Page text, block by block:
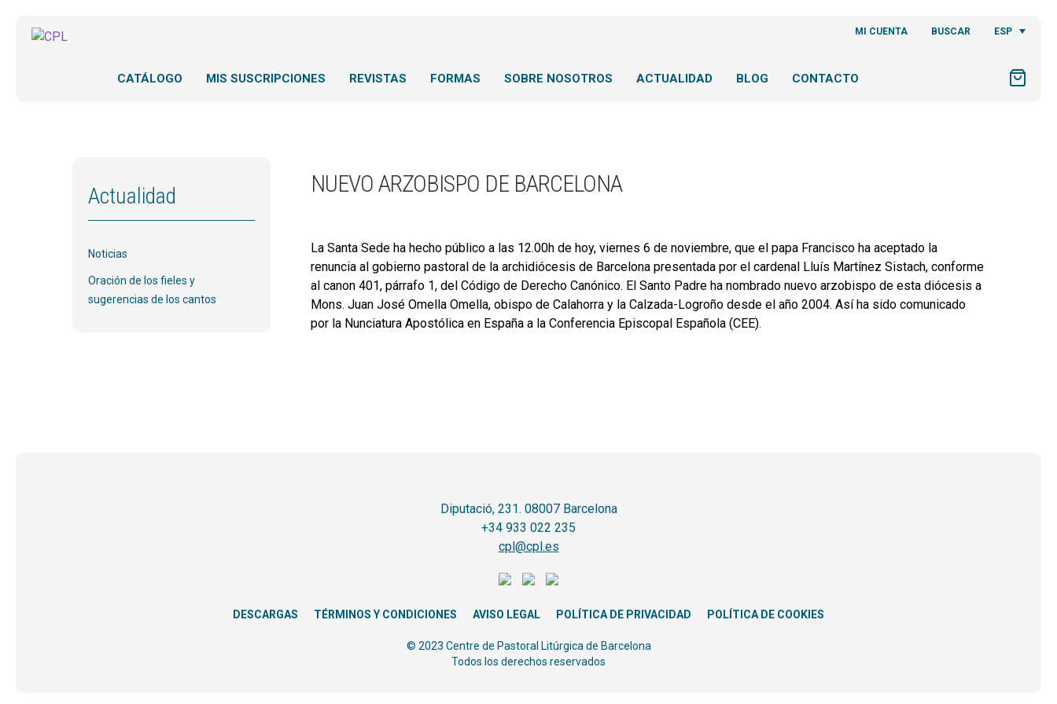
MI CUENTA BUSCAR ESP
CATÁLOGO MIS SUSCRIPCIONES REVISTAS FORMAS SOBRE NOSOTROS ACTUALIDAD BLOG CONTACTO
NUEVO ARZOBISPO DE BARCELONA
La Santa Sede ha hecho público a las 12.00h de hoy, viernes 6 de noviembre, que el papa Francisco ha aceptado la
renuncia al gobierno pastoral de la archidiócesis de Barcelona presentada por el cardenal Lluís Martínez Sistach, conforme
al canon 401, párrafo 1, del Código de Derecho Canónico. El Santo Padre ha nombrado nuevo arzobispo de esta diócesis a
Mons. Juan José Omella Omella, obispo de Calahorra y la Calzada-Logroño desde el año 2004. Así ha sido comunicado
por la Nunciatura Apostólica en España a la Conferencia Episcopal Española (CEE).
Actualidad
Noticias
Oración de los fieles y
sugerencias de los cantos
Diputació, 231. 08007 Barcelona
+34 933 022 235
cpl@cpl.es
DESCARGAS TÉRMINOS Y CONDICIONES AVISO LEGAL POLÍTICA DE PRIVACIDAD POLÍTICA DE COOKIES
© 2023 Centre de Pastoral Litúrgica de Barcelona
Todos los derechos reservados